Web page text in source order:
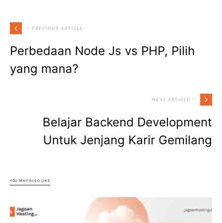
— PREVIOUS ARTICLE
Perbedaan Node Js vs PHP, Pilih
yang mana?
NEXT ARTICLE —
Belajar Backend Development
Untuk Jenjang Karir Gemilang
YOU MAY ALSO LIKE